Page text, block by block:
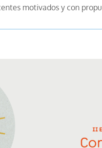
motivados y con